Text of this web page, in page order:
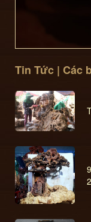
Tin Tức | Các